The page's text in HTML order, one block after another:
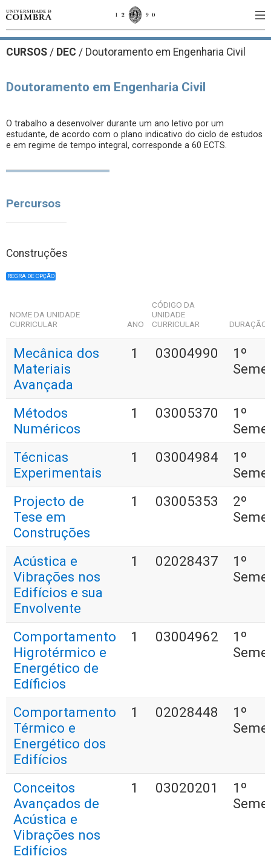
CURSOS / DEC / Doutoramento em Engenharia Civil
Doutoramento em Engenharia Civil
O trabalho a desenvolver durante um ano letivo por um
estudante, de acordo com o plano indicativo do ciclo de estudos
e em regime de tempo integral, corresponde a 60 ECTS.
Percursos
Construções
REGRA DE OPÇÃO
NOME DA UNIDADE
CURRICULAR
ANO
CÓDIGO DA
UNIDADE
CURRICULAR
DURAÇÃO
Mecânica dos
Materiais
Avançada
1 03004990
1º
Métodos
Numéricos
1 03005370
1º
Técnicas
Experimentais
1 03004984
1º
Projecto de
Tese em
Construções
1 03005353
2º
Acústica e
Vibrações nos
Edifícios e sua
Envolvente
1 02028437
1º
Comportamento
Higrotérmico e
Energético de
Edíficios
1 03004962
1º
Comportamento
Térmico e
Energético dos
Edifícios
1 02028448
1º
Conceitos
Avançados de
Acústica e
Vibrações nos
Edifícios
1 03020201
1º